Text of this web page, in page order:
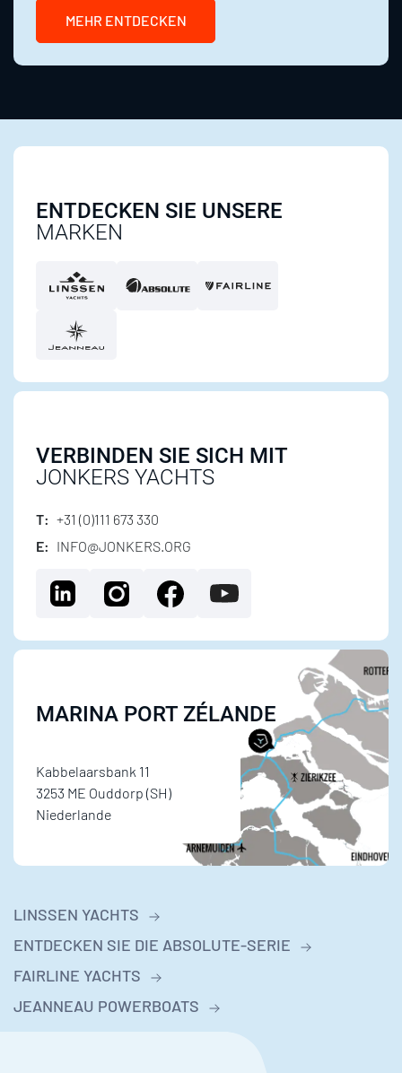
MEHR ENTDECKEN
ENTDECKEN SIE UNSERE
MARKEN
VERBINDEN SIE SICH MIT
JONKERS YACHTS
T: +31 (0)111 673 330
E: INFO@JONKERS.ORG
MARINA PORT ZÉLANDE
Kabbelaarsbank 11
3253 ME Ouddorp (SH)
Niederlande
LINSSEN YACHTS
ENTDECKEN SIE DIE ABSOLUTE-SERIE
FAIRLINE YACHTS
JEANNEAU POWERBOATS